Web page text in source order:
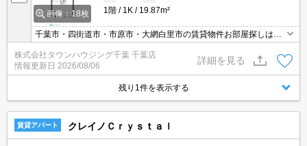
画像：18枚
1階
1K 19.87m²
千葉市・四街道市・市原市・大網白里市の賃貸物件お部屋探しはタ
ウンハウジング稲毛店にお任せ下さい！
株式会社タウンハウジング千葉 千葉店
情報更新日 2026/08/06
詳細を見る
残り1件を表示する
賃貸アパート クレイノＣｒｙｓｔａｌ